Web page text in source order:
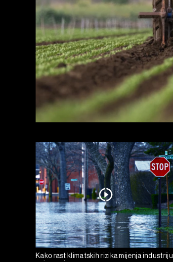
Kako rast klimatskih rizika mijenja industriju